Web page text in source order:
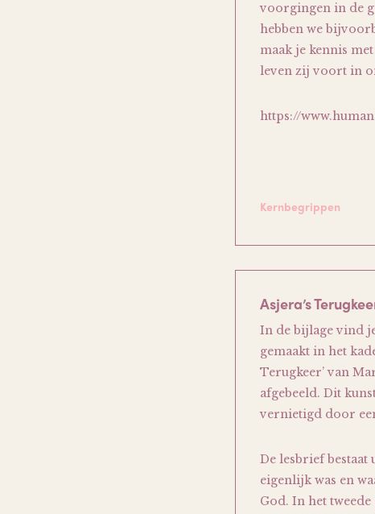
voorgingen in de
hebben we
maak je kennis
leven zij voort in
https://
Kernbegrippen
Asjera’s
In de bijlage vind
gemaakt in het
Terugkeer’ van
afgebeeld. Dit
vernietigd door
De lesbrief bestaat
eigenlijk was en
God. In het tweede